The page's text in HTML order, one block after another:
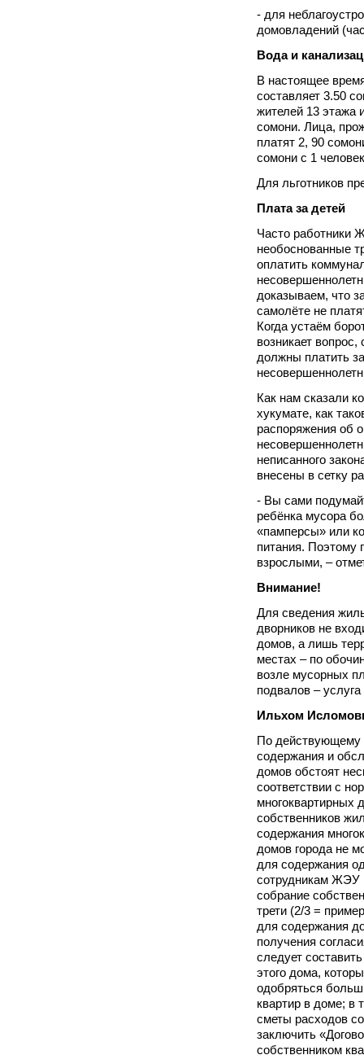
- для
домовладений
Вода и
В настоящее
составляет 3.50
жителей 13 этажа
сомони. Лица,
платят 2, 90
сомони с 1
Для льготников
Плата за детей
Часто работники
необоснованные
оплатить
доказываем, что
самолёте не
Когда устаём
возникает
должны платить
Как нам сказали
хукумате, как
распоряжения об
неписанного
внесены в сетку
- Вы сами
ребёнка мусора
«памперсы» или
питания. Поэтому
взрослыми, –
Внимание!
Для сведения
дворников не
домов, а лишь
местах – по
возле мусорных
подвалов –
Ильхом
По действующему
содержания и
домов обстоят
соответствии с
многоквартирных
собственников
содержания
домов города не
для содержания
сотрудникам ЖЭУ
собрание
трети (2/3 =
для содержания
получения
следует
этого дома,
одобряться
квартир в доме; в
сметы расходов
заключить
собственником